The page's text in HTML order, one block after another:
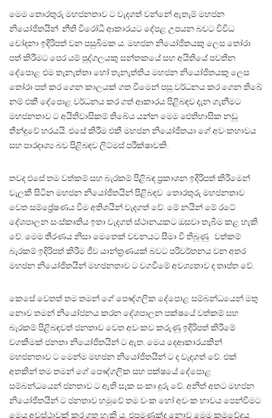
මෙම තොරතුරු මහජනතාව ට වැදගත් වන්නේ ඇතැම් මහජන
නියෝජිතයින් නීති විරෝධී ආකාරයට දේපළ උපයන බවට විවිධ
චෝදනා ඉදිරිපත් වන පසුබිමක ය. මහජන නියෝජිතයකු ලෙස තෝරා
පත් කිරීමට පෙර යම් පුද්ගලයකු සන්තකයේ සහ අයිතියේ පවතින
දේපොළ එම තැනැත්තා හෝ තැනැත්තිය මහජන නියෝජිතයකු ලෙස
තෝරා පත් කර ගෙන කාලයක් ගත වීමෙන් පසු වර්ධනය කර ගෙන තිබේ
නම් එකී දේපොළ වර්ධනය කර ගත් ආකාරය පිළිබඳව දැන ගැනීමට
මහජනතාව ට අයිතිවාසිකම් තිබේය යන්න මෙම ඓතිහාසික නඩු
තීන්දුවේ හරයයි. එසේ කිරීම එකී මහජන නියෝජිතයා ගේ අවංකභාවය
සහ පාරදෘශ්‍ය බව පිළිබඳව ලිට්මස් පරීක්ෂාවකි.
තවද එසේ තම වත්කම් සහ බැරකම් පිළිබඳ ප්‍රකාශන ඉදිරිපත් කිරීමෙන්
වැලකී සිටින මහජන නියෝජිතයින් පිළිබඳව තොරතුරු මහජනතාව
වෙත සම්ප්‍රේෂණය වීම අතිශයින් වැදගත් වේ. මේ නයින් මේ රටේ
දේශපාලන සංස්කෘතිය ඉතා වැදගත් ස්ථානයකට ඔසවා තැබීම කළ හැකි
වේ. මෙම තීරණය නිසා මෙතෙක් වචනයට සීමා වී තිබුණු වත්කම්
බැරකම් ඉදිරිපත් කිරීම ජීව යාන්ත්‍රණයක් බවට පරිවර්තනය වන අතර
මහජන නියෝජිතයින් මහජනතාව ට වගවීමේ අවශ්‍යතාව ද තෘප්ත වේ.
කෙසේ වෙතත් තම තමන් ගේ පෞද්ගලික දේපොළ සම්බන්ධයෙන් මතු
නොව තමන් නියෝජනය කරන දේශපාලන පක්ෂයේ වත්කම් සහ
බැරකම් පිළිබඳවත් ජනතාව වෙත අවංකව කරුණු ඉදිරිපත් කිරීමේ
වගකීමක් ජනතා නියෝජිතයින් ට ඇත. මෙය දෙආකාරයකින්
මහජනතාව ට මෙන්ම මහජන නියෝජිතයින් ට ද වැදගත් වේ. එක්
අතකින් තම තමන් ගේ පෞද්ගලික සහ පක්ෂයේ දේපොළ
සම්බන්ධයෙන් ජනතාව ට ඇති සැක සංකා දුරු වේ. අනිත් අතට මහජන
නියෝජිතයින් ට ජනතාව හමුවේ තම වංක හෝ අවංක භාවය පෙන්වීමට
මෙය අවස්ථාවක් කර ගත හැකි ය. එපමණක්ද නොව මෙම ක්‍රමවේදය